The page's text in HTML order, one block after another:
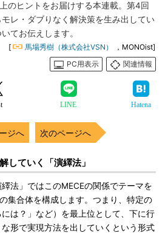
のヒントをお届けする本連載。第4回
レ・ダブりなく解決策を生み出してい
てお伝えします。
[ 馬場秀樹（株式会社VSN）
，MONOist]
PC用表示
関連情報
LINE Hatena
ジへ 次のページへ
していく「演繹法」
法」ではこのMECEの関係でテーマを
集合体を構成します。つまり、特定の
は？」など）を最上位として、下に行
形で実現方法を出していくという形式